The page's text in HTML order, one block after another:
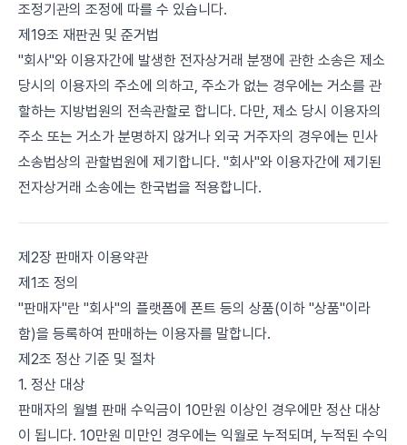
조정기관의 조정에 따를 수 있습니다.
제19조 재판권 및 준거법
"회사"와 이용자간에 발생한 전자상거래 분쟁에 관한 소송은 제소
당시의 이용자의 주소에 의하고, 주소가 없는 경우에는 거소를 관
할하는 지방법원의 전속관할로 합니다. 다만, 제소 당시 이용자의
주소 또는 거소가 분명하지 않거나 외국 거주자의 경우에는 민사
소송법상의 관할법원에 제기합니다. "회사"와 이용자간에 제기된
전자상거래 소송에는 한국법을 적용합니다.
제2장 판매자 이용약관
제1조 정의
"판매자"란 "회사"의 플랫폼에 폰트 등의 상품(이하 "상품"이라
함)을 등록하여 판매하는 이용자를 말합니다.
제2조 정산 기준 및 절차
1. 정산 대상
판매자의 월별 판매 수익금이 10만원 이상인 경우에만 정산 대상
이 됩니다. 10만원 미만인 경우에는 익월로 누적되며, 누적된 수익